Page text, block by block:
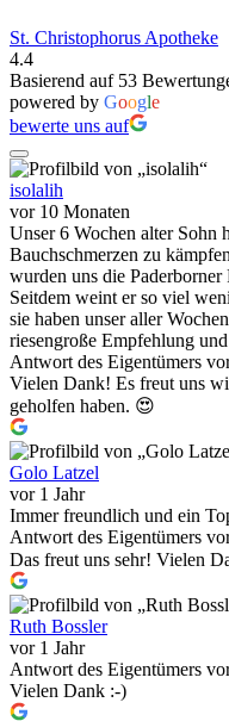
St. Christophorus Apotheke
4.4
Basierend auf 53
powered by Google
bewerte uns auf
isolalih
vor 10 Monaten
Unser 6 Wochen alter Sohn
Bauchschmerzen zu
wurden uns die
Seitdem weint er so viel
sie haben unser aller
riesengroße Empfehlung
Antwort des Eigentümers
Vielen Dank! Es freut uns
geholfen haben. 😍
Golo Latzel
vor 1 Jahr
Immer freundlich und ein
Antwort des Eigentümers
Das freut uns sehr! Vielen
Ruth Bossler
vor 1 Jahr
Antwort des Eigentümers
Vielen Dank :-)